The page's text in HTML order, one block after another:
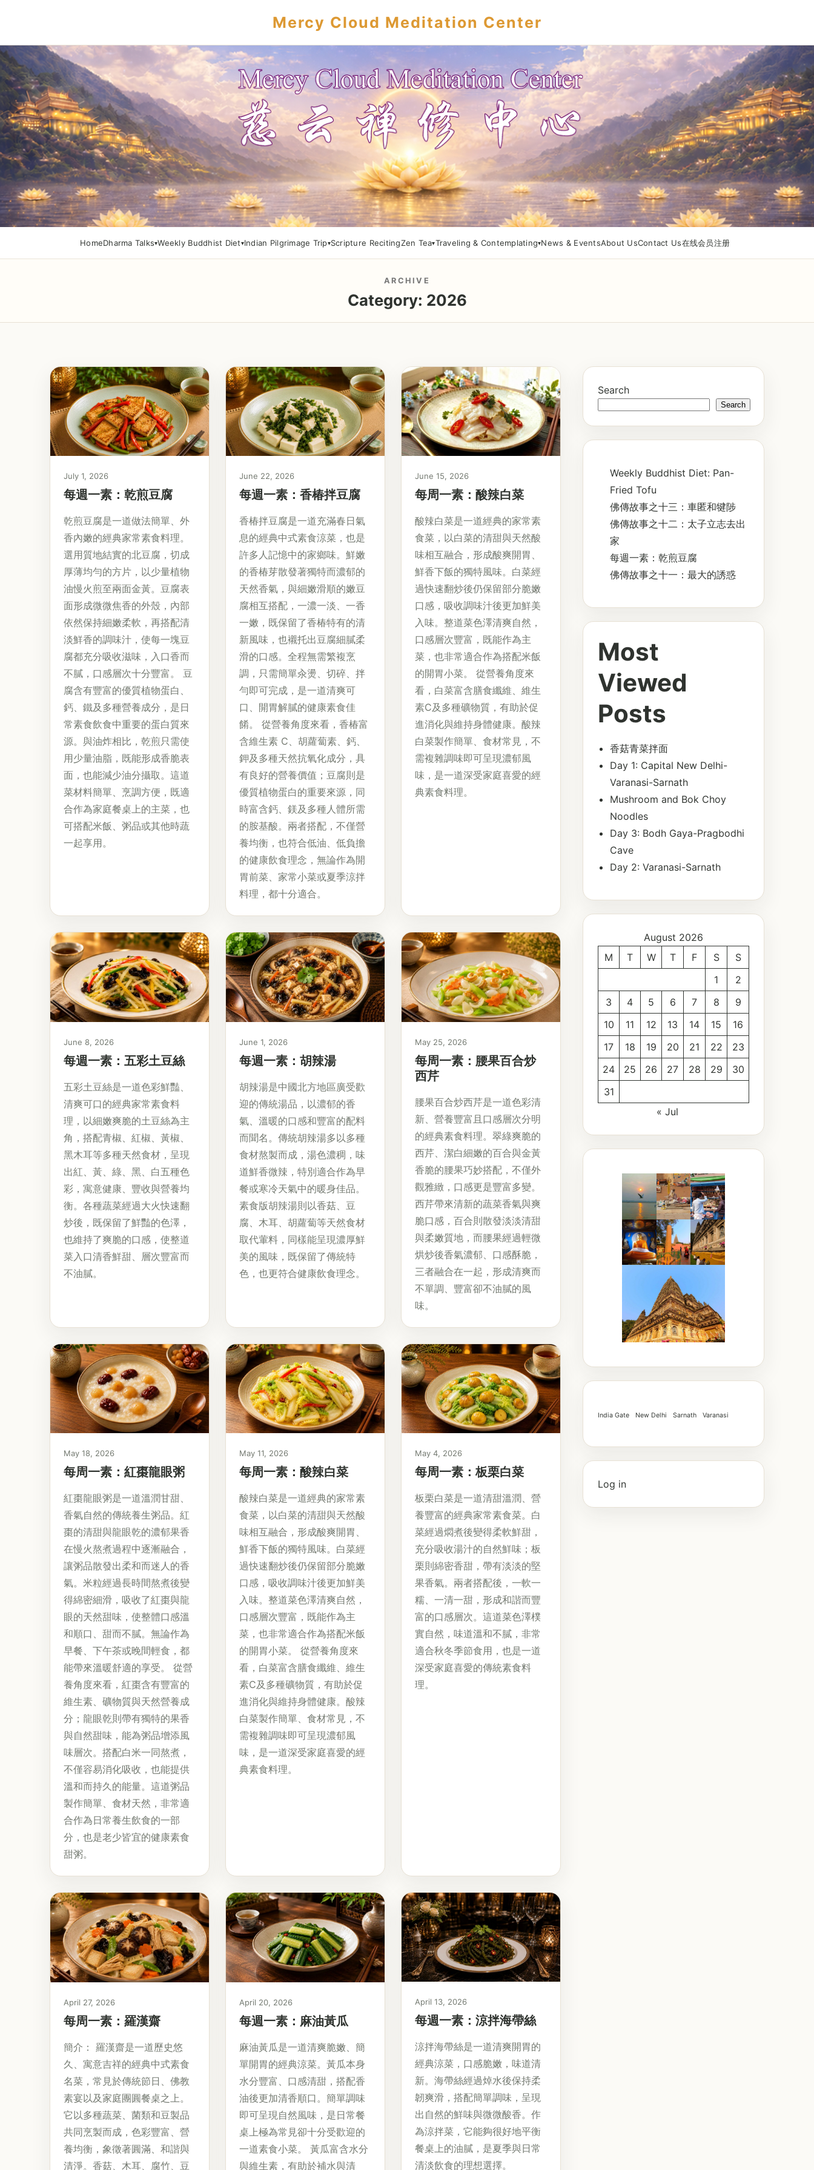
Mercy Cloud Meditation Center
HomeDharma Talks Weekly Buddhist Diet Indian Pilgrimage Trip Scripture RecitingZen Tea Traveling & Contemplating News & EventsAbout UsContact Us在线会员注册
ARCHIVE
Category: 2026
July 1, 2026
每週一素：乾煎豆腐
乾煎豆腐是一道做法簡單、外
香內嫩的經典家常素食料理。
選用質地結實的北豆腐，切成
厚薄均勻的方片，以少量植物
油慢火煎至兩面金黃。豆腐表
面形成微微焦香的外殼，內部
依然保持細嫩柔軟，再搭配清
淡鮮香的調味汁，使每一塊豆
腐都充分吸收滋味，入口香而
不膩，口感層次十分豐富。 豆
腐含有豐富的優質植物蛋白、
鈣、鐵及多種營養成分，是日
常素食飲食中重要的蛋白質來
源。與油炸相比，乾煎只需使
用少量油脂，既能形成香脆表
面，也能減少油分攝取。這道
菜材料簡單、烹調方便，既適
合作為家庭餐桌上的主菜，也
可搭配米飯、粥品或其他時蔬
一起享用。
June 22, 2026
每週一素：香椿拌豆腐
香椿拌豆腐是一道充滿春日氣
息的經典中式素食涼菜，也是
許多人記憶中的家鄉味。鮮嫩
的香椿芽散發著獨特而濃郁的
天然香氣，與細嫩滑順的嫩豆
腐相互搭配，一濃一淡、一香
一嫩，既保留了香椿特有的清
新風味，也襯托出豆腐細膩柔
滑的口感。全程無需繁複烹
調，只需簡單汆燙、切碎、拌
勻即可完成，是一道清爽可
口、開胃解膩的健康素食佳
餚。 從營養角度來看，香椿富
含維生素 C、胡蘿蔔素、鈣、
鉀及多種天然抗氧化成分，具
有良好的營養價值；豆腐則是
優質植物蛋白的重要來源，同
時富含鈣、鎂及多種人體所需
的胺基酸。兩者搭配，不僅營
養均衡，也符合低油、低負擔
的健康飲食理念，無論作為開
胃前菜、家常小菜或夏季涼拌
料理，都十分適合。
June 15, 2026
每周一素：酸辣白菜
酸辣白菜是一道經典的家常素
食菜，以白菜的清甜與天然酸
味相互融合，形成酸爽開胃、
鮮香下飯的獨特風味。白菜經
過快速翻炒後仍保留部分脆嫩
口感，吸收調味汁後更加鮮美
入味。整道菜色澤清爽自然，
口感層次豐富，既能作為主
菜，也非常適合作為搭配米飯
的開胃小菜。 從營養角度來
看，白菜富含膳食纖維、維生
素C及多種礦物質，有助於促
進消化與維持身體健康。酸辣
白菜製作簡單、食材常見，不
需複雜調味即可呈現濃郁風
味，是一道深受家庭喜愛的經
典素食料理。
June 8, 2026
每週一素：五彩土豆絲
五彩土豆絲是一道色彩鮮豔、
清爽可口的經典家常素食料
理，以細嫩爽脆的土豆絲為主
角，搭配青椒、紅椒、黃椒、
黑木耳等多種天然食材，呈現
出紅、黃、綠、黑、白五種色
彩，寓意健康、豐收與營養均
衡。各種蔬菜經過大火快速翻
炒後，既保留了鮮豔的色澤，
也維持了爽脆的口感，使整道
菜入口清香鮮甜、層次豐富而
不油膩。
June 1, 2026
每週一素：胡辣湯
胡辣湯是中國北方地區廣受歡
迎的傳統湯品，以濃郁的香
氣、溫暖的口感和豐富的配料
而聞名。傳統胡辣湯多以多種
食材熬製而成，湯色濃稠，味
道鮮香微辣，特別適合作為早
餐或寒冷天氣中的暖身佳品。
素食版胡辣湯則以香菇、豆
腐、木耳、胡蘿蔔等天然食材
取代葷料，同樣能呈現濃厚鮮
美的風味，既保留了傳統特
色，也更符合健康飲食理念。
May 25, 2026
每周一素：腰果百合炒
西芹
腰果百合炒西芹是一道色彩清
新、營養豐富且口感層次分明
的經典素食料理。翠綠爽脆的
西芹、潔白細嫩的百合與金黃
香脆的腰果巧妙搭配，不僅外
觀雅緻，口感更是豐富多變。
西芹帶來清新的蔬菜香氣與爽
脆口感，百合則散發淡淡清甜
與柔嫩質地，而腰果經過輕微
烘炒後香氣濃郁、口感酥脆，
三者融合在一起，形成清爽而
不單調、豐富卻不油膩的風
味。
May 18, 2026
每周一素：紅棗龍眼粥
紅棗龍眼粥是一道溫潤甘甜、
香氣自然的傳統養生粥品。紅
棗的清甜與龍眼乾的濃郁果香
在慢火熬煮過程中逐漸融合，
讓粥品散發出柔和而迷人的香
氣。米粒經過長時間熬煮後變
得綿密細滑，吸收了紅棗與龍
眼的天然甜味，使整體口感溫
和順口、甜而不膩。無論作為
早餐、下午茶或晚間輕食，都
能帶來溫暖舒適的享受。 從營
養角度來看，紅棗含有豐富的
維生素、礦物質與天然營養成
分；龍眼乾則帶有獨特的果香
與自然甜味，能為粥品增添風
味層次。搭配白米一同熬煮，
不僅容易消化吸收，也能提供
溫和而持久的能量。這道粥品
製作簡單、食材天然，非常適
合作為日常養生飲食的一部
分，也是老少皆宜的健康素食
甜粥。
May 11, 2026
每周一素：酸辣白菜
酸辣白菜是一道經典的家常素
食菜，以白菜的清甜與天然酸
味相互融合，形成酸爽開胃、
鮮香下飯的獨特風味。白菜經
過快速翻炒後仍保留部分脆嫩
口感，吸收調味汁後更加鮮美
入味。整道菜色澤清爽自然，
口感層次豐富，既能作為主
菜，也非常適合作為搭配米飯
的開胃小菜。 從營養角度來
看，白菜富含膳食纖維、維生
素C及多種礦物質，有助於促
進消化與維持身體健康。酸辣
白菜製作簡單、食材常見，不
需複雜調味即可呈現濃郁風
味，是一道深受家庭喜愛的經
典素食料理。
May 4, 2026
每周一素：板栗白菜
板栗白菜是一道清甜溫潤、營
養豐富的經典家常素食菜。白
菜經過燜煮後變得柔軟鮮甜，
充分吸收湯汁的自然鮮味；板
栗則綿密香甜，帶有淡淡的堅
果香氣。兩者搭配後，一軟一
糯、一清一甜，形成和諧而豐
富的口感層次。這道菜色澤樸
實自然，味道溫和不膩，非常
適合秋冬季節食用，也是一道
深受家庭喜愛的傳統素食料
理。
April 27, 2026
每周一素：羅漢齋
簡介： 羅漢齋是一道歷史悠
久、寓意吉祥的經典中式素食
名菜，常見於傳統節日、佛教
素宴以及家庭團圓餐桌之上。
它以多種蔬菜、菌類和豆製品
共同烹製而成，色彩豐富、營
養均衡，象徵著圓滿、和諧與
清淨。香菇、木耳、腐竹、豆
April 20, 2026
每週一素：麻油黃瓜
麻油黃瓜是一道清爽脆嫩、簡
單開胃的經典涼菜。黃瓜本身
水分豐富、口感清甜，搭配香
油後更加清香順口。簡單調味
即可呈現自然風味，是日常餐
桌上極為常見卻十分受歡迎的
一道素食小菜。 黃瓜富含水分
與維生素，有助於補水與清
April 13, 2026
每週一素：涼拌海帶絲
涼拌海帶絲是一道清爽開胃的
經典涼菜，口感脆嫩，味道清
新。海帶絲經過焯水後保持柔
韌爽滑，搭配簡單調味，呈現
出自然的鮮味與微微酸香。作
為涼拌菜，它能夠很好地平衡
餐桌上的油膩，是夏季與日常
清淡飲食的理想選擇。
Search
Search
Weekly Buddhist Diet: Pan-
Fried Tofu
佛傳故事之十三：車匿和犍陟
佛傳故事之十二：太子立志去出
家
每週一素：乾煎豆腐
佛傳故事之十一：最大的誘惑
Most
Viewed
Posts
香菇青菜拌面
Day 1: Capital New Delhi-
Varanasi-Sarnath
Mushroom and Bok Choy
Noodles
Day 3: Bodh Gaya-Pragbodhi
Cave
Day 2: Varanasi-Sarnath
August 2026
M
T W T F S
S
1
2
3
4 5 6 7 8
9
10
11 12 13 14 15
16
17
18 19 20 21 22
23
24
25 26 27 28 29
30
31
« Jul
India Gate New Delhi Sarnath Varanasi
Log in